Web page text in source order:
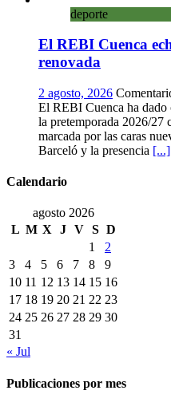
deporte
El REBI Cuenca
renovada
2 agosto, 2026
El REBI Cuenca ha dado
la pretemporada 2026/27
marcada por las caras
Barceló y la presencia [...]
Calendario
agosto 2026
L M X J V S D
1
2
3
4 5 6 7 8
9
10 11 12 13 14 15 16
17 18 19 20 21 22 23
24 25 26 27 28 29 30
31
« Jul
Publicaciones por mes